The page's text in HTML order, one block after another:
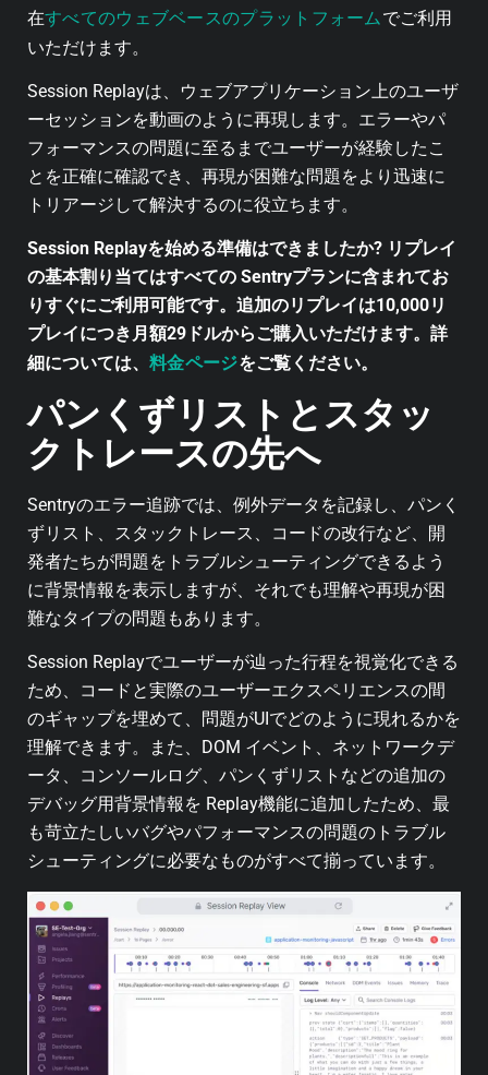
在すべてのウェブベースのプラットフォームでご利用
いただけます。
Session Replayは、ウェブアプリケーション上のユーザ
ーセッションを動画のように再現します。エラーやパ
フォーマンスの問題に至るまでユーザーが経験したこ
とを正確に確認でき、再現が困難な問題をより迅速に
トリアージして解決するのに役立ちます。
Session Replayを始める準備はできましたか? リプレイ
の基本割り当てはすべての Sentryプランに含まれてお
りすぐにご利用可能です。追加のリプレイは10,000リ
プレイにつき月額29ドルからご購入いただけます。詳
細については、 料金ページをご覧ください。
パンくずリストとスタッ
クトレースの先へ
Sentryのエラー追跡では、例外データを記録し、パンく
ずリスト、スタックトレース、コードの改行など、開
発者たちが問題をトラブルシューティングできるよう
に背景情報を表示しますが、それでも理解や再現が困
難なタイプの問題もあります。
Session Replayでユーザーが辿った行程を視覚化できる
ため、コードと実際のユーザーエクスペリエンスの間
のギャップを埋めて、問題がUIでどのように現れるかを
理解できます。また、DOM イベント、ネットワークデ
ータ、コンソールログ、パンくずリストなどの追加の
デバッグ用背景情報を Replay機能に追加したため、最
も苛立たしいバグやパフォーマンスの問題のトラブル
シューティングに必要なものがすべて揃っています。